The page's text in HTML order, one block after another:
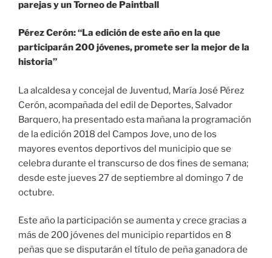
parejas y un Torneo de Paintball
Pérez Cerón: “La edición de este año en la que
participarán 200 jóvenes, promete ser la mejor de la
historia”
La alcaldesa y concejal de Juventud, María José Pérez
Cerón, acompañada del edil de Deportes, Salvador
Barquero, ha presentado esta mañana la programación
de la edición 2018 del Campos Jove, uno de los
mayores eventos deportivos del municipio que se
celebra durante el transcurso de dos fines de semana;
desde este jueves 27 de septiembre al domingo 7 de
octubre.
Este año la participación se aumenta y crece gracias a
más de 200 jóvenes del municipio repartidos en 8
peñas que se disputarán el título de peña ganadora de